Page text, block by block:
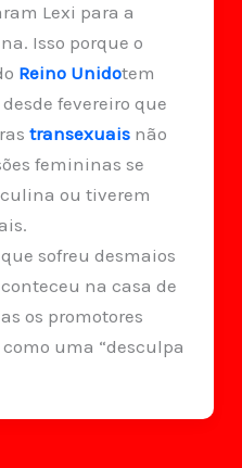
Lexi para a
Isso porque o
Reino Unidotem
fevereiro que
transexuaisnão
femininas se
ou tiverem
sofreu desmaios
na casa de
os promotores
uma “desculpa